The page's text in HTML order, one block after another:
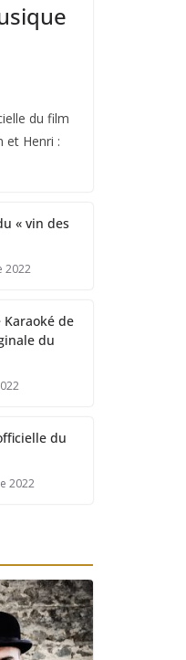
du film
et Henri :
« vin des
2022
Karaoké de
du
du
2022